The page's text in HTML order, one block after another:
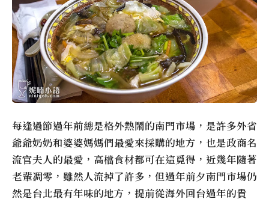
每逢過節過年前總是格外熱鬧的南門市場，是許多外省
爺爺奶奶和婆婆媽媽們最愛來採購的地方，也是政商名
流官夫人的最愛，高檔食材都可在這覓得，近幾年隨著
老輩凋零，雖然人流掉了許多，但過年前夕南門市場仍
然是台北最有年味的地方，提前從海外回台過年的貴